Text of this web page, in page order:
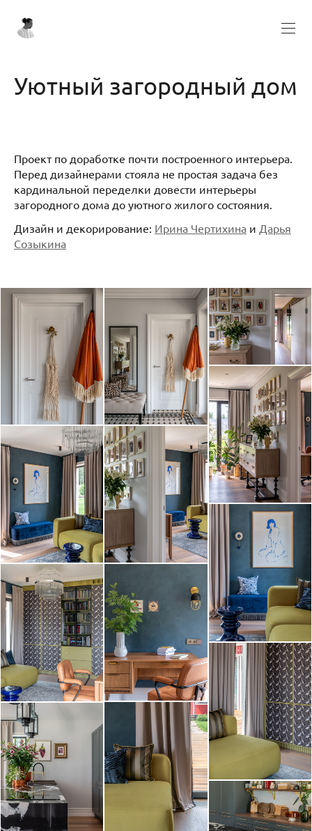
Уютный загородный дом
Проект по доработке почти построенного интерьера.
Перед дизайнерами стояла не простая задача без
кардинальной переделки довести интерьеры
загородного дома до уютного жилого состояния.
Дизайн и декорирование: Ирина Чертихина и Дарья
Созыкина